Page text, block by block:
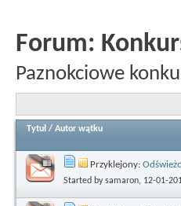
Forum:
Paznokciowe
Tytuł / Autor wątku
Przyklejony:
Started bysamaron, 12-01-